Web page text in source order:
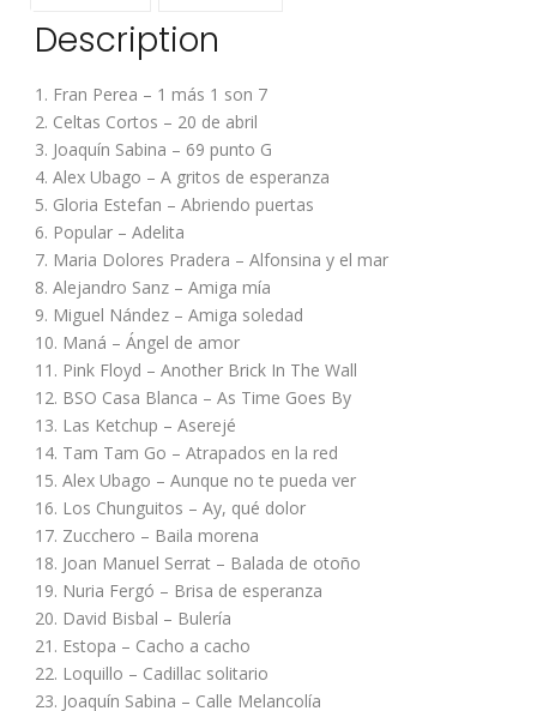
Description
1. Fran Perea – 1 más 1 son 7
2. Celtas Cortos – 20 de abril
3. Joaquín Sabina – 69 punto G
4. Alex Ubago – A gritos de esperanza
5. Gloria Estefan – Abriendo puertas
6. Popular – Adelita
7. Maria Dolores Pradera – Alfonsina y el mar
8. Alejandro Sanz – Amiga mía
9. Miguel Nández – Amiga soledad
10. Maná – Ángel de amor
11. Pink Floyd – Another Brick In The Wall
12. BSO Casa Blanca – As Time Goes By
13. Las Ketchup – Aserejé
14. Tam Tam Go – Atrapados en la red
15. Alex Ubago – Aunque no te pueda ver
16. Los Chunguitos – Ay, qué dolor
17. Zucchero – Baila morena
18. Joan Manuel Serrat – Balada de otoño
19. Nuria Fergó – Brisa de esperanza
20. David Bisbal – Bulería
21. Estopa – Cacho a cacho
22. Loquillo – Cadillac solitario
23. Joaquín Sabina – Calle Melancolía